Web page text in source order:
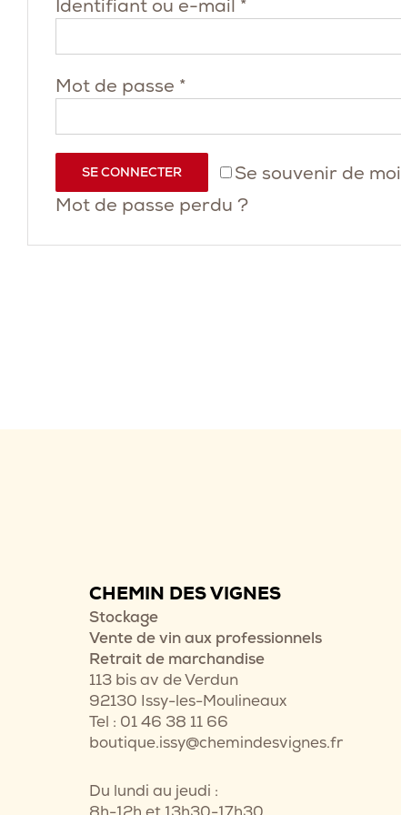
Identifiant ou e-mail *
Mot de passe *
Se souvenir de moi
SE CONNECTER
Mot de passe perdu ?
CHEMIN DES VIGNES
Stockage
Vente de vin aux professionnels
Retrait de marchandise
113 bis av de Verdun
92130 Issy-les-Moulineaux
Tel : 01 46 38 11 66
boutique.issy@chemindesvignes.fr
Du lundi au jeudi :